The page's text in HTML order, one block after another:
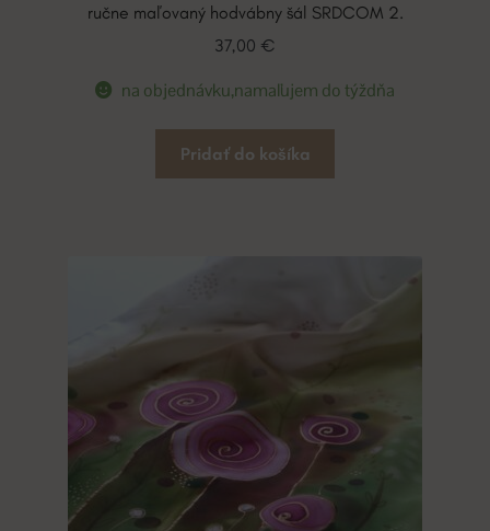
ručne maľovaný hodvábny šál SRDCOM 2.
37,00 €
na objednávku,namaľujem do týždňa
Pridať do košíka